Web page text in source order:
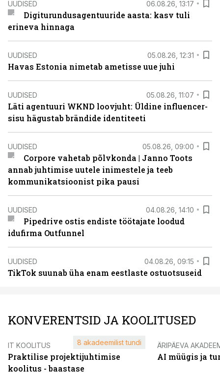
UUDISED 06.08.26, 13:17
Digiturundusagentuuride aasta: kasv tuli
erineva hinnaga
UUDISED 05.08.26, 12:31
Havas Estonia nimetab ametisse uue juhi
UUDISED 05.08.26, 11:07
Läti agentuuri WKND loovjuht: Üldine influencer-
sisu hägustab brändide identiteeti
UUDISED 05.08.26, 09:00
Corpore vahetab põlvkonda | Janno Toots
annab juhtimise uutele inimestele ja teeb
kommunikatsioonist pika pausi
UUDISED 04.08.26, 14:10
Pipedrive ostis endiste töötajate loodud
idufirma Outfunnel
UUDISED 04.08.26, 09:15
TikTok suunab üha enam eestlaste ostuotsuseid
KONVERENTSID JA KOOLITUSED
IT KOOLITUS
Praktilise projektijuhtimise
koolitus - baastase
8 akadeemilist tundi ÄRIPÄEVA
AI müügis ja